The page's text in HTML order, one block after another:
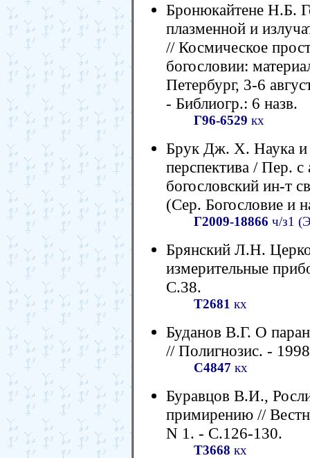
Бронюкайтене Н.Б.
плазменной и
// Космическое
богословии:
Петербург, 3-6
- Библиогр.: 6 назв.
Г96-6529 кх
Брук Дж. Х. Наука и
перспектива / Пер.
богословский ин-т
(Сер. Богословие и
Г2009-18866 ч/з1
Брянский Л.Н.
измерительные
С.38.
Т2681 кх
Буданов В.Г. О
// Полигнозис. -
С4847 кх
Буравцов В.И.,
примирению //
N 1. - С.126-130.
Т3668 кх